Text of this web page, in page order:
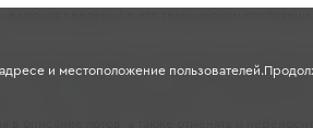
сведения о его техническом
указанных данных, поскольку они основаны
транспортного средства перед
в смысле, предусмотренном ст. 435-437 ГК РФ.
описание лотов, а также отменять и
и местоположение